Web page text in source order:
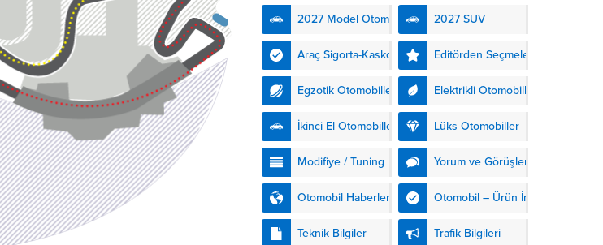
kendinden şarjlı hibrit
teknolojisiyle buluşturuyor.
DS Automobiles’in yeni...
2027 Model Otomobiller 2027 SUV
Araç Sigorta-Kasko Editörden Seçmeler
Egzotik Otomobiller Elektrikli Otomobiller
İkinci El Otomobiller Lüks Otomobiller
Modifiye / Tuning Yorum ve Görüşler
Otomobil Haberleri Otomobil – Ürün İnceleme
Teknik Bilgiler Trafik Bilgileri